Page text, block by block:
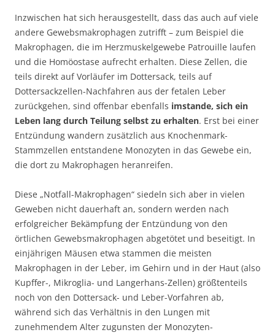
Inzwischen hat sich herausgestellt, dass das auch auf viele
andere Gewebsmakrophagen zutrifft – zum Beispiel die
Makrophagen, die im Herzmuskelgewebe Patrouille laufen
und die Homöostase aufrecht erhalten. Diese Zellen, die
teils direkt auf Vorläufer im Dottersack, teils auf
Dottersackzellen-Nachfahren aus der fetalen Leber
zurückgehen, sind offenbar ebenfalls imstande, sich ein
Leben lang durch Teilung selbst zu erhalten. Erst bei einer
Entzündung wandern zusätzlich aus Knochenmark-
Stammzellen entstandene Monozyten in das Gewebe ein,
die dort zu Makrophagen heranreifen.
Diese „Notfall-Makrophagen“ siedeln sich aber in vielen
Geweben nicht dauerhaft an, sondern werden nach
erfolgreicher Bekämpfung der Entzündung von den
örtlichen Gewebsmakrophagen abgetötet und beseitigt. In
einjährigen Mäusen etwa stammen die meisten
Makrophagen in der Leber, im Gehirn und in der Haut (also
Kupffer-, Mikroglia- und Langerhans-Zellen) größtenteils
noch von den Dottersack- und Leber-Vorfahren ab,
während sich das Verhältnis in den Lungen mit
zunehmendem Alter zugunsten der Monozyten-